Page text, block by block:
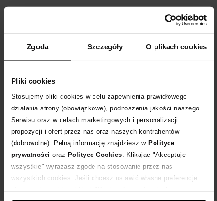
Zgoda Szczegóły O plikach cookies
Pliki cookies
Stosujemy pliki cookies w celu zapewnienia prawidłowego
działania strony (obowiązkowe), podnoszenia jakości naszego
Serwisu oraz w celach marketingowych i personalizacji
propozycji i ofert przez nas oraz naszych kontrahentów
(dobrowolne). Pełną informację znajdziesz w Polityce
prywatności oraz Polityce Cookies . Klikając "Akceptuję
wszystkie" wyrażasz zgodę na stosowanie przez nas
wszystkich cookies. Jeśli chcesz ustawić własne preferencje
Co warto kupić na letniej wyprzedaży
akcesoria
Zaczęło się! Ruszyły sezonowe wyprzedaże na Moliera2.com i w
Salonach stacjonarnych. Tylko teraz masz możliwość zakupu
markowych perełek w niskich cenach – rabaty sięgają nawet
do -30%! Przygotowaliśmy dla Ciebie przewodnik co warto kupić
na letniej wyprzedaży Moliera2.com, by doskonale wpasować się
w wiodące trendy. czytaj więcej